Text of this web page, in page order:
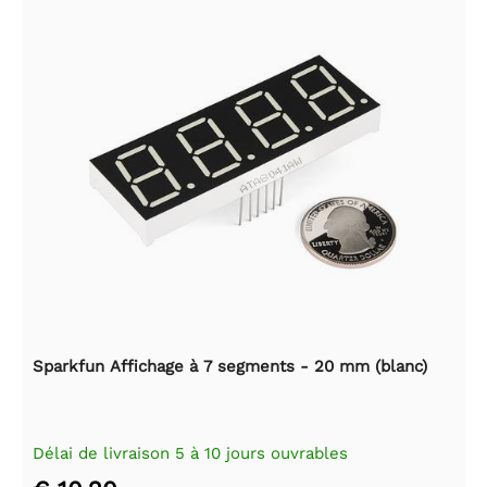
Sparkfun Affichage à 7 segments - 20 mm (blanc)
Délai de livraison 5 à 10 jours ouvrables